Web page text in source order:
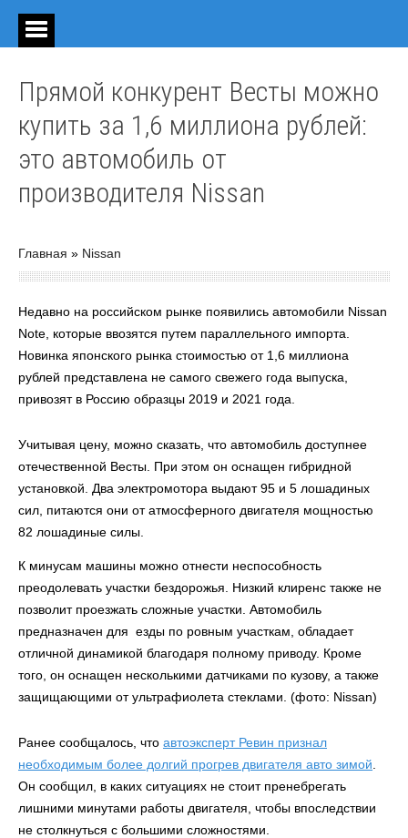
Прямой конкурент Весты можно
купить за 1,6 миллиона рублей:
это автомобиль от
производителя Nissan
Главная » Nissan
Недавно на российском рынке появились автомобили Nissan
Note, которые ввозятся путем параллельного импорта.
Новинка японского рынка стоимостью от 1,6 миллиона
рублей представлена не самого свежего года выпуска,
привозят в Россию образцы 2019 и 2021 года.
Учитывая цену, можно сказать, что автомобиль доступнее
отечественной Весты. При этом он оснащен гибридной
установкой. Два электромотора выдают 95 и 5 лошадиных
сил, питаются они от атмосферного двигателя мощностью
82 лошадиные силы.
К минусам машины можно отнести неспособность
преодолевать участки бездорожья. Низкий клиренс также не
позволит проезжать сложные участки. Автомобиль
предназначен для езды по ровным участкам, обладает
отличной динамикой благодаря полному приводу. Кроме
того, он оснащен несколькими датчиками по кузову, а также
защищающими от ультрафиолета стеклами. (фото: Nissan)
Ранее сообщалось, что автоэксперт Ревин признал
необходимым более долгий прогрев двигателя авто зимой
Он сообщил, в каких ситуациях не стоит пренебрегать
лишними минутами работы двигателя, чтобы впоследствии
не столкнуться с большими сложностями.